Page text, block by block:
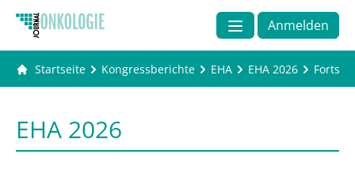
Anmelden
Startseite Kongressberichte EHA EHA 2026
EHA 2026